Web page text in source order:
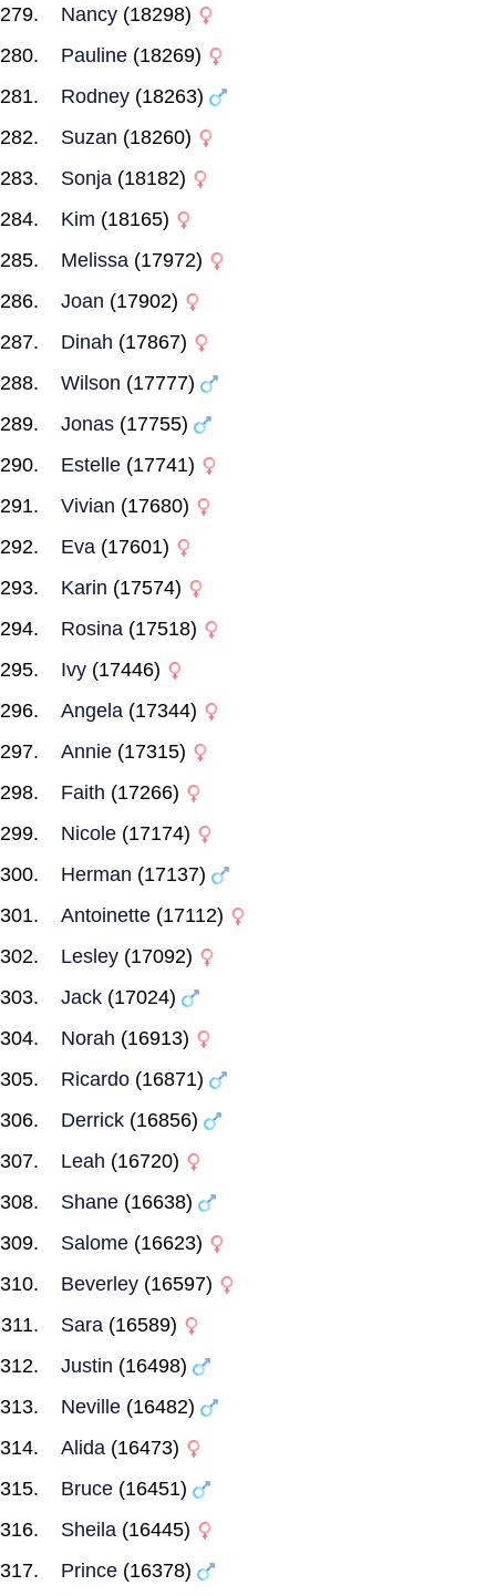
Nancy (18298)
Pauline (18269)
Rodney (18263)
Suzan (18260)
Sonja (18182)
Kim (18165)
Melissa (17972)
Joan (17902)
Dinah (17867)
Wilson (17777)
Jonas (17755)
Estelle (17741)
Vivian (17680)
Eva (17601)
Karin (17574)
Rosina (17518)
Ivy (17446)
Angela (17344)
Annie (17315)
Faith (17266)
Nicole (17174)
Herman (17137)
Antoinette (17112)
Lesley (17092)
Jack (17024)
Norah (16913)
Ricardo (16871)
Derrick (16856)
Leah (16720)
Shane (16638)
Salome (16623)
Beverley (16597)
Sara (16589)
Justin (16498)
Neville (16482)
Alida (16473)
Bruce (16451)
Sheila (16445)
Prince (16378)